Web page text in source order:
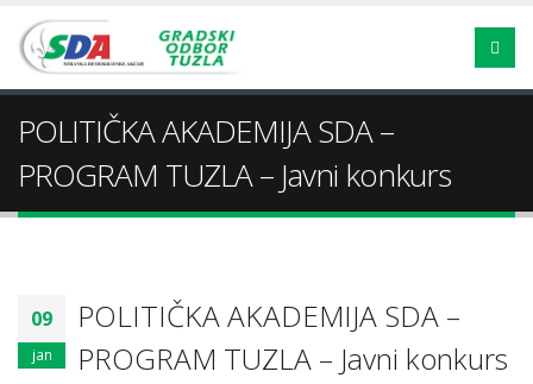
POLITIČKA AKADEMIJA SDA –
PROGRAM TUZLA – Javni konkurs
09
jan
POLITIČKA AKADEMIJA SDA –
PROGRAM TUZLA – Javni konkurs